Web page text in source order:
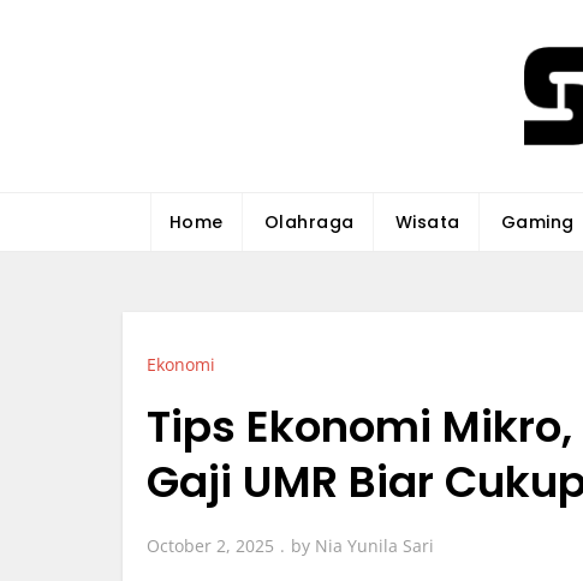
Home
Olahraga Wisata Gaming
Ekonomi
Tips Ekonomi
Gaji UMR Biar
October 2, 2025 by Nia Yunila Sari